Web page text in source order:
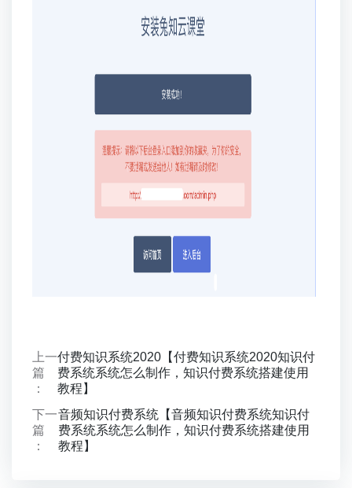
上一
篇
：
付费知识系统2020【付费知识系统2020知识付
费系统系统怎么制作，知识付费系统搭建使用
教程】
下一
篇
：
音频知识付费系统【音频知识付费系统知识付
费系统系统怎么制作，知识付费系统搭建使用
教程】